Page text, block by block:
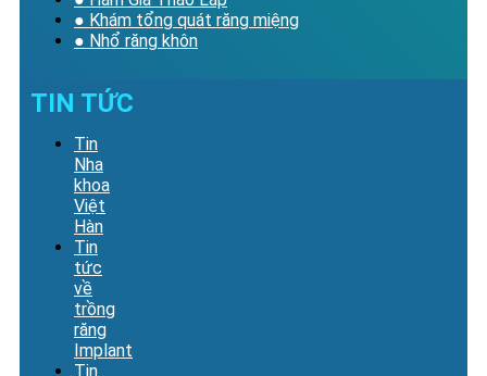
● Khám tổng quát răng miệng
● Nhổ răng khôn
TIN TỨC
Tin
Nha
khoa
Việt
Hàn
Tin
tức
về
trồng
răng
Implant
Tin